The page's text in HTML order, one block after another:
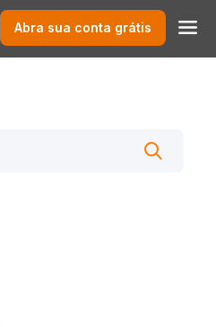
Abra sua conta grátis